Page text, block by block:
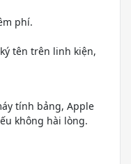
phí.
tên trên linh kiện,
tính bảng, Apple
không hài lòng.